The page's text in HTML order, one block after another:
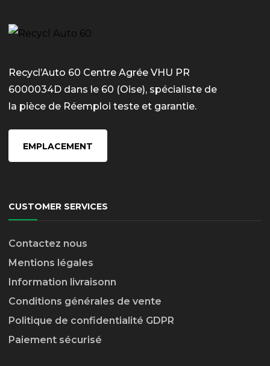
Recycl’Auto 60 Centre Agrée VHU PR
6000034D dans le 60 (Oise), spécialiste de
la pièce de Réemploi teste et garantie.
EMPLACEMENT
CUSTOMER SERVICES
Contactez nous
Mentions légales
Information livraisonn
Conditions générales de vente
Politique de confidentialité GDPR
Paiement sécurisé